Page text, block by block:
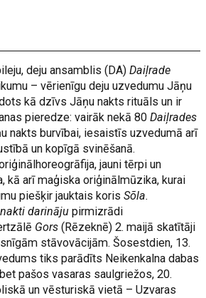
deju ansamblis (DA)Daiļrade
– vērienīgu deju uzvedumu Jāņu
kā dzīvs Jāņu nakts rituāls un ir
pieredze: vairāk nekā 80Daiļrades
nakts burvībai, iesaistīs uzvedumā arī
un kopīgā svinēšanā.
jauni tērpi un
kā arī maģiska oriģinālmūzika, kurai
piešķir jauktais korisSõla.
darināju pirmizrādi
Gors (Rēzeknē) 2. maijā skatītāji
stāvovācijām. Šosestdien, 13.
tiks parādīts Neikenkalna dabas
pašos vasaras saulgriežos, 20.
un vēsturiskā vietā – Uzvaras